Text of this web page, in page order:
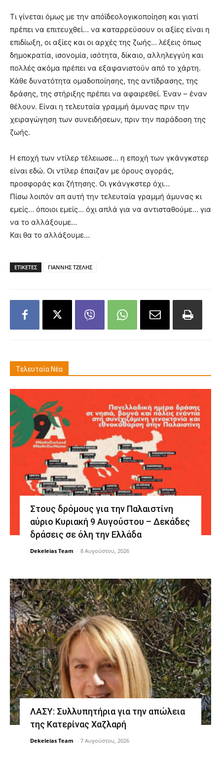
Τι γίνεται όμως με την απόϊδεολογικοποίηση και γιατί
πρέπει να επιτευχθεί… να καταρρεύσουν οι αξίες είναι η
επιδίωξη, οι αξίες και οι αρχές της ζωής… λέξεις όπως
δημοκρατία, ισονομία, ισότητα, δίκαιο, αλληλεγγύη και
πολλές ακόμα πρέπει να εξαφανιστούν από το χάρτη.
Κάθε δυνατότητα ομαδοποίησης, της αντίδρασης, της
δράσης, της στήριξης πρέπει να αφαιρεθεί. Έναν – έναν
θέλουν. Είναι η τελευταία γραμμή άμυνας πριν την
χειραγώγηση των συνειδήσεων, πριν την παράδοση της
ζωής.
Η εποχή των ντίλερ τέλειωσε… η εποχή των γκάνγκστερ
είναι εδώ. Οι ντίλερ έπαιζαν με όρους αγοράς,
προσφοράς και ζήτησης. Οι γκάνγκστερ όχι…
Πίσω λοιπόν απ αυτή την τελευταία γραμμή άμυνας κι
εμείς… όποιοι εμείς… όχι απλά για να αντισταθούμε… για
να το αλλάξουμε…
Και θα το αλλάξουμε…
ΕΤΙΚΕΤΕΣ ΓΙΑΝΝΗΣ ΤΖΕΛΗΣ
Τελευταία Νέα
Στους δρόμους για την Παλαιστίνη
αύριο Κυριακή 9 Αυγούστου – Δεκάδες
δράσεις σε όλη την Ελλάδα
Dekeleias Team - 8 Αυγούστου, 2026
ΛΑΣΥ: Συλλυπητήρια για την απώλεια
της Κατερίνας Χαζλαρή
Dekeleias Team - 7 Αυγούστου, 2026